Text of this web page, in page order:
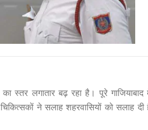
स्तर लगातार बढ़ रहा है। पूरे
ने सलाह शहरवासियों को सलाह